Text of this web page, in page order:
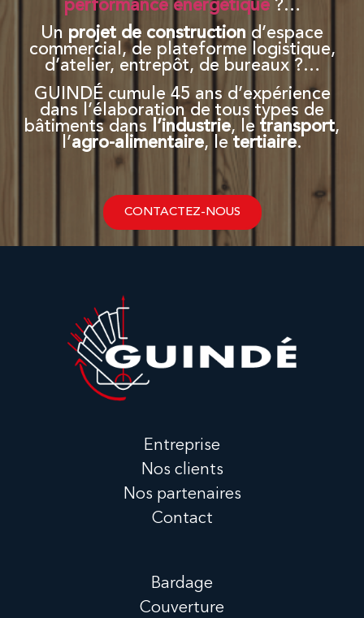
performance énergétique?…
Un projet de construction d’espace
commercial, de plateforme logistique,
d’atelier, entrepôt, de bureaux ?…
GUINDÉ cumule 45 ans d’expérience
dans l’élaboration de tous types de
bâtiments dans
l’industrie, le transport,
l’agro-alimentaire, le tertiaire.
CONTACTEZ-NOUS
Entreprise
Nos clients
Nos partenaires
Contact
Bardage
Couverture